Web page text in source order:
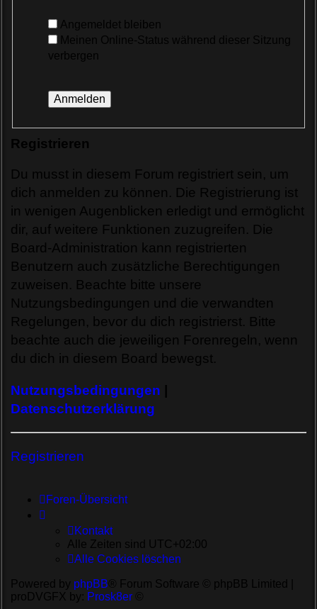
Angemeldet bleiben
Meinen Online-Status während dieser Sitzung
verbergen
Registrieren
Du musst in diesem Forum registriert sein, um
dich anmelden zu können. Die Registrierung ist
in wenigen Augenblicken erledigt und ermöglicht
dir, auf weitere Funktionen zuzugreifen. Die
Board-Administration kann registrierten
Benutzern auch zusätzliche Berechtigungen
zuweisen. Beachte bitte unsere
Nutzungsbedingungen und die verwandten
Regelungen, bevor du dich registrierst. Bitte
beachte auch die jeweiligen Forenregeln, wenn
du dich in diesem Board bewegst.
Nutzungsbedingungen
Datenschutzerklärung
Registrieren
Foren-Übersicht
Kontakt
Alle Zeiten sind
UTC+02:00
Alle Cookies löschen
Powered by phpBB ® Forum Software © phpBB Limited |
proDVGFX by: Prosk8er ©